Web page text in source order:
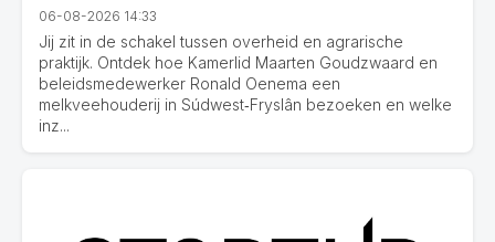
06-08-2026 14:33
Jij zit in de schakel tussen overheid en agrarische
praktijk. Ontdek hoe Kamerlid Maarten Goudzwaard en
beleidsmedewerker Ronald Oenema een
melkveehouderij in Súdwest‑Fryslân bezoeken en welke
inz...